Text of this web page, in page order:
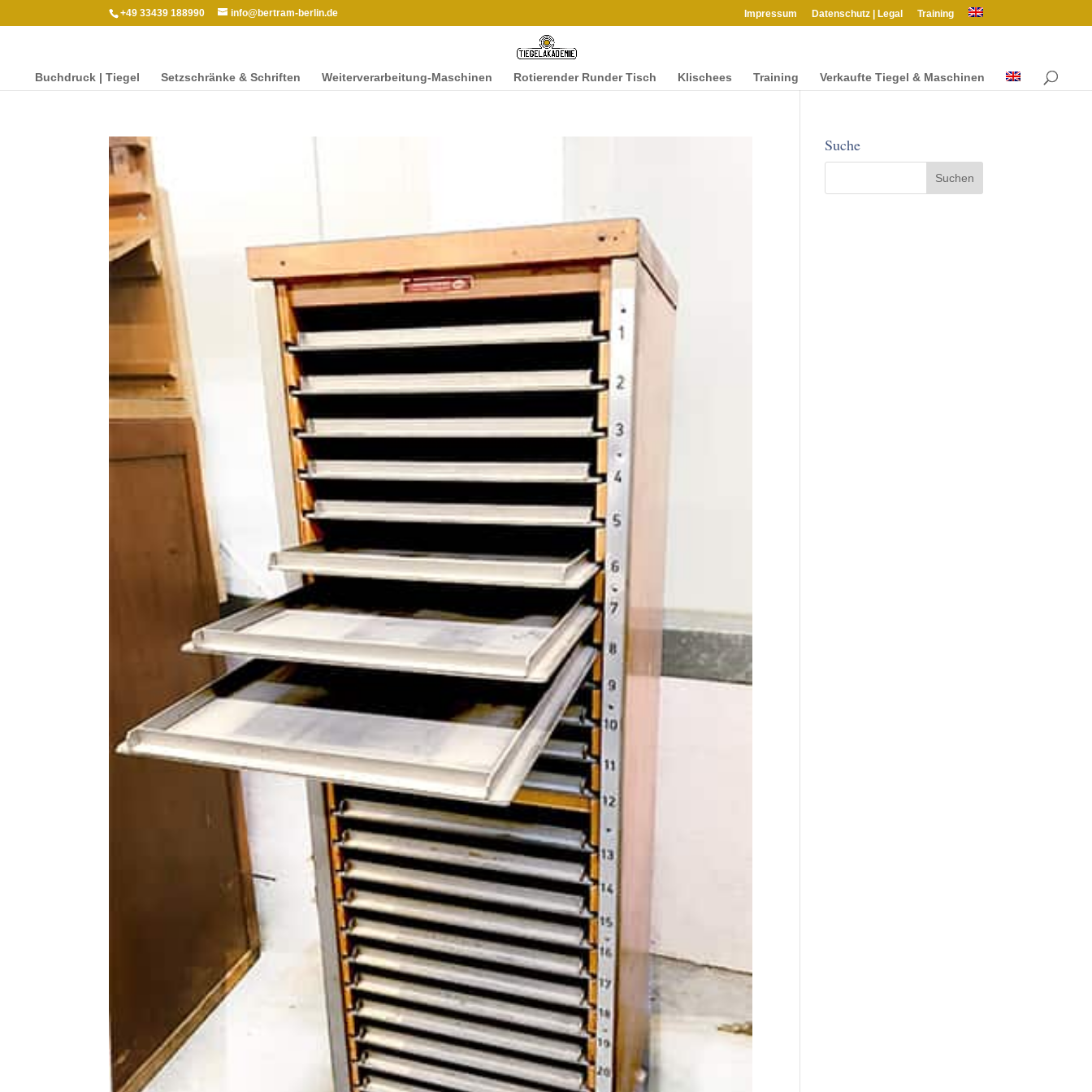
+49 33439 188990 info@bertram-berlin.de Impres­sum Daten­schutz | Legal Train­ing
Buch­druck | Tiegel Setzschränke & Schriften Weit­er­ver­ar­beitung-Maschi­­nen Rotieren­der Runder Tisch Klis­chees Train­ing Verkaufte Tiegel & Maschinen
Suche